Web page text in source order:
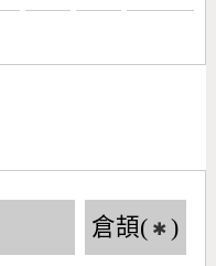
倉頡( ✱ )